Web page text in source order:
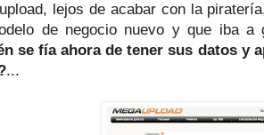
lejos de acabar con la
de negocio nuevo y que iba a
se fía ahora de tener sus datos y
...